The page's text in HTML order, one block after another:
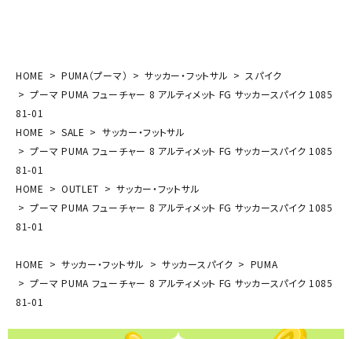
HOME PUMA（プーマ） サッカー・フットサル
スパイク
プーマ PUMA フューチャー 8 アルティメット FG サッカースパイク 1085
81-01
HOME
SALE
サッカー・フットサル
プーマ PUMA フューチャー 8 アルティメット FG サッカースパイク 1085
81-01
HOME
OUTLET
サッカー・フットサル
プーマ PUMA フューチャー 8 アルティメット FG サッカースパイク 1085
81-01
HOME サッカー・フットサル サッカースパイク
PUMA
プーマ PUMA フューチャー 8 アルティメット FG サッカースパイク 1085
81-01